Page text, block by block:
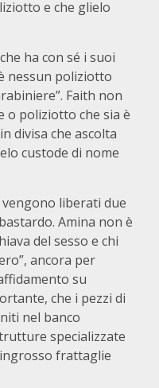
e che glielo
ha con sé i suoi
nessun poliziotto
Faith non
o poliziotto che sia è
divisa che ascolta
custode di nome
liberati due
Amina non è
del sesso e chi
ancora per
su
che i pezzi di
nel banco
specializzate
frattaglie